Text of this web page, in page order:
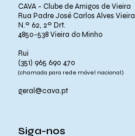
CAVA - Clube de Amigos de Vieira
Rua Padre José Carlos Alves Vieira
N.º 62, 2º Drt.
4850-538 Vieira do Minho
Rui
(351) 965 690 470
(chamada para rede móvel nacional)
geral@cava.pt
Siga-nos